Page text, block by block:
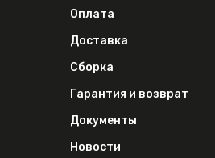
Оплата
Доставка
Сборка
Гарантия и возврат
Документы
Новости